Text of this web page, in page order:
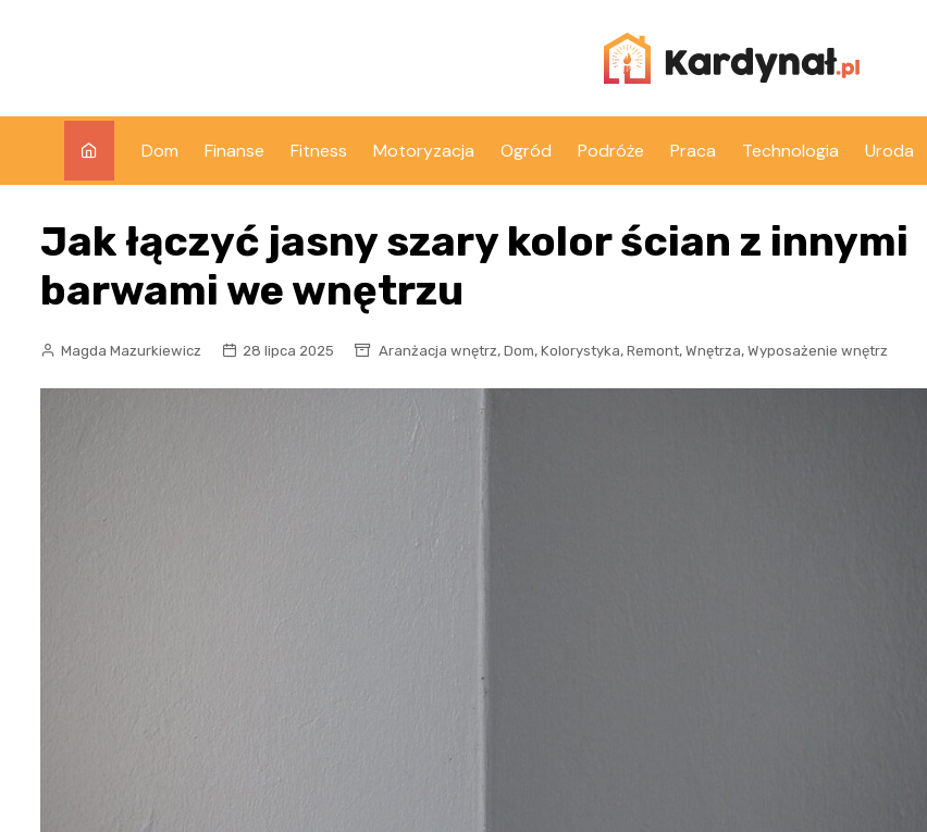
Dom Finanse Fitness Motoryzacja Ogród Podróże Praca Technologia Uroda
Jak łączyć jasny szary kolor ścian z innymi
barwami we wnętrzu
Magda Mazurkiewicz 28 lipca 2025 Aranżacja wnętrz, Dom, Kolorystyka, Remont, Wnętrza, Wyposażenie wnętrz